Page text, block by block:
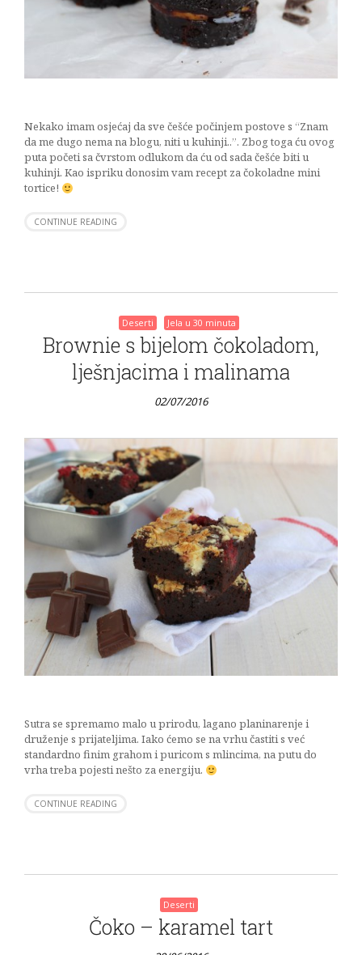
Nekako imam osjećaj da sve češće počinjem postove s “Znam
da me dugo nema na blogu, niti u kuhinji..”. Zbog toga ću ovog
puta početi sa čvrstom odlukom da ću od sada češće biti u
kuhinji. Kao ispriku donosim vam recept za čokoladne mini
tortice!
CONTINUE READING
Deserti Jela u 30 minuta
Brownie s bijelom čokoladom,
lješnjacima i malinama
02/07/2016
Sutra se spremamo malo u prirodu, lagano planinarenje i
druženje s prijateljima. Iako ćemo se na vrhu častiti s već
standardno finim grahom i puricom s mlincima, na putu do
vrha treba pojesti nešto za energiju.
CONTINUE READING
Deserti
Čoko – karamel tart